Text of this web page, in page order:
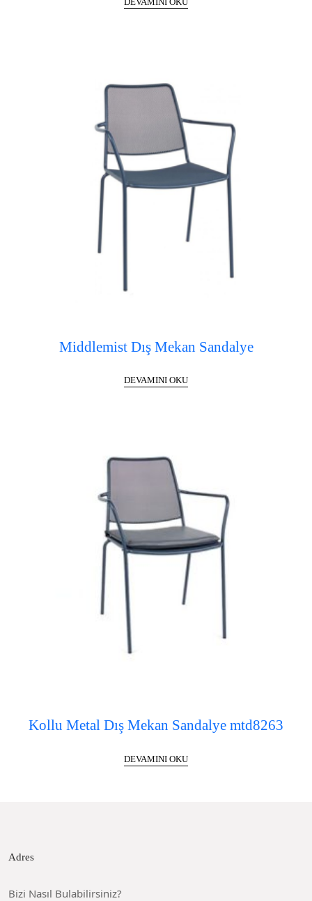
Middlemist Dış Mekan Sandalye
DEVAMINI OKU
Kollu Metal Dış Mekan Sandalye mtd8263
DEVAMINI OKU
Adres
Bizi Nasıl Bulabilirsiniz?